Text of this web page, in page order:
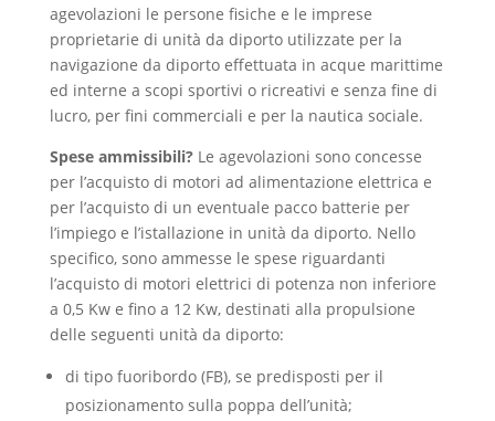
agevolazioni le persone fisiche e le imprese
proprietarie di unità da diporto utilizzate per la
navigazione da diporto effettuata in acque marittime
ed interne a scopi sportivi o ricreativi e senza fine di
lucro, per fini commerciali e per la nautica sociale.
Spese ammissibili? Le agevolazioni sono concesse
per l’acquisto di motori ad alimentazione elettrica e
per l’acquisto di un eventuale pacco batterie per
l’impiego e l’istallazione in unità da diporto. Nello
specifico, sono ammesse le spese riguardanti
l’acquisto di motori elettrici di potenza non inferiore
a 0,5 Kw e fino a 12 Kw, destinati alla propulsione
delle seguenti unità da diporto:
di tipo fuoribordo (FB), se predisposti per il
posizionamento sulla poppa dell’unità;